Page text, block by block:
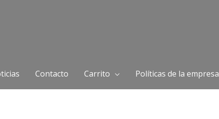
Contacto Carrito Políticas de la empresa